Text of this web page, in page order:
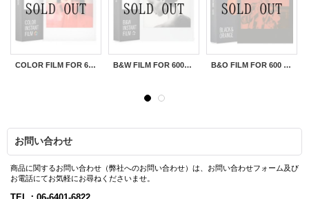
COLOR FILM FOR 600 ※NEW B&W FILM FOR 600 ※NEW B&O FILM FOR 600 DUOCHROME
お問い合わせ
商品に関するお問い合わせ（弊社へのお問い合わせ）は、お問い合わせフォーム及び
お電話にてお気軽にお尋ねくださいませ。